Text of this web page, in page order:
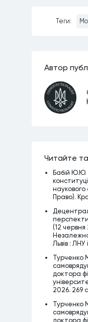
Теги:
Автор
Читайте
Бабій Ю.Ю.
наукового
Право).
(12 червня
Львів :
Турченко
доктора
2026. 269
Турченко
доктора